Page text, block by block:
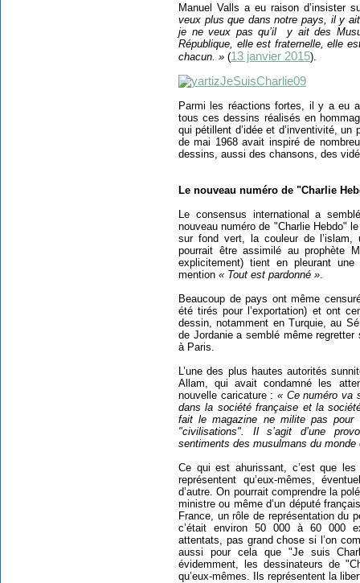
Manuel Valls a eu raison d’insister
veux plus que dans notre pays, il y
je ne veux pas qu’il
y ait des
République, elle est fraternelle, elle
chacun. » (13 janvier 2015).
Parmi les réactions fortes, il y a eu
tous ces dessins réalisés en
qui pétillent d’idée et d’inventivité,
de mai 1968 avait inspiré de
dessins, aussi des chansons, des
Le nouveau numéro de "Charlie
Le consensus international a
nouveau numéro de "Charlie Hebdo"
sur fond vert, la couleur de l’islam,
pourrait être assimilé au prophète
explicitement) tient en pleurant
mention « Tout est pardonné »
Beaucoup de pays ont même
été tirés pour l’exportation) et ont
dessin, notamment en Turquie, au
de Jordanie a semblé même
à Paris.
L’une des plus hautes autorités
Allam, qui avait condamné les
nouvelle caricature : « Ce numéro va
dans la société française et la
fait le magazine ne milite pas pour
"civilisations". Il s’agit d’une
sentiments des musulmans du monde
Ce qui est ahurissant, c’est que
représentent qu’eux-mêmes,
d’autre. On pourrait comprendre la
ministre ou même d’un député
France, un rôle de représentation du
c’était environ 50 000 à 60 000
attentats, pas grand chose si l’on
aussi pour cela que "Je suis
évidemment, les dessinateurs de
qu’eux-mêmes. Ils représentent la